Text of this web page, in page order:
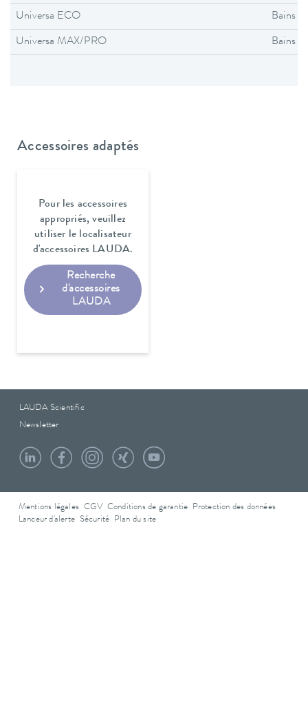
Universa ECO Bains
Universa MAX/PRO Bains
Accessoires adaptés
Pour les accessoires
appropriés, veuillez
utiliser le localisateur
d'accessoires LAUDA.
Recherche
d'accessoires
LAUDA
LAUDA Scientific
Newsletter
Mentions légales CGV Conditions de garantie
Protection des données
Lanceur d'alerte Sécurité Plan du site